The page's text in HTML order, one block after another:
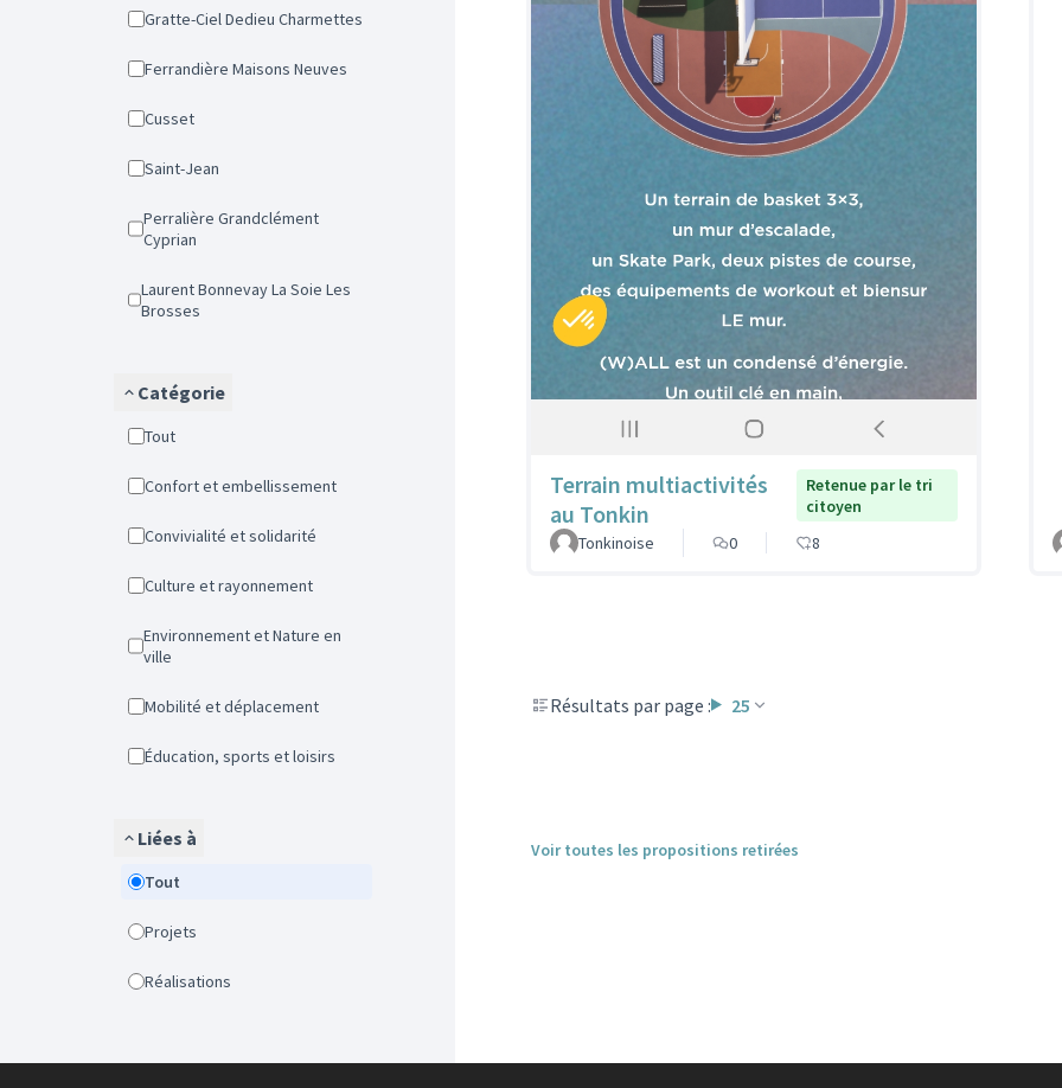
Gratte-Ciel Dedieu Charmettes
Ferrandière Maisons Neuves
Cusset
Saint-Jean
Perralière Grandclément
Cyprian
Laurent Bonnevay La Soie Les
Brosses
Catégorie
Tout
Confort et embellissement
Convivialité et solidarité
Culture et rayonnement
Environnement et Nature en
ville
Mobilité et déplacement
Éducation, sports et loisirs
Liées à
Tout
Projets
Réalisations
Terrain multiactivités
au Tonkin
Retenue par le tri
citoyen
Tonkinoise
0 8
Résultats par page : 25
Voir toutes les propositions retirées